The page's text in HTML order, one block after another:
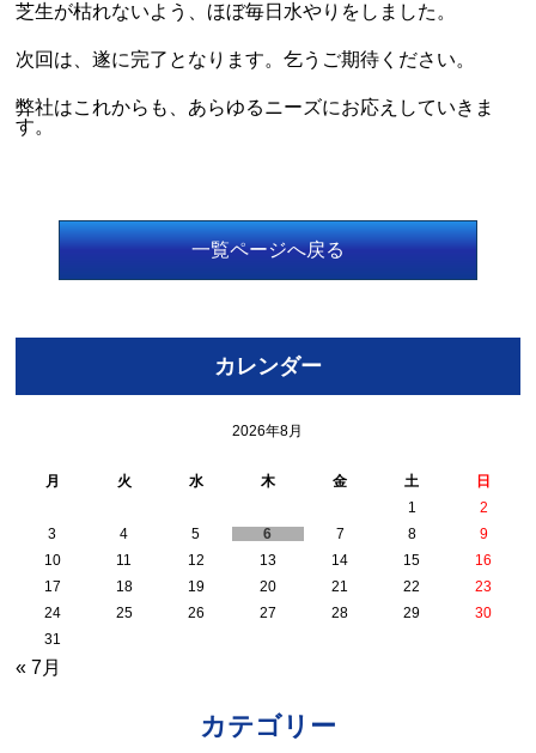
芝生が枯れないよう、ほぼ毎日水やりをしました。
次回は、遂に完了となります。乞うご期待ください。
弊社はこれからも、あらゆるニーズにお応えしていきま
す。
一覧ページへ戻る
カレンダー
2026年8月
月 火 水 木 金 土
日
1
2
3
4 5 6 7 8
9
10
11 12 13 14 15
16
17
18 19 20 21 22
23
24
25 26 27 28 29
30
31
« 7月
カテゴリー